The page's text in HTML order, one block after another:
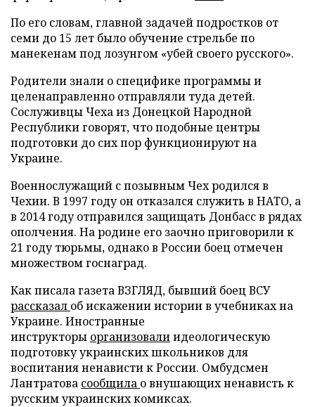
По его словам, главной задачей подростков от
семи до 15 лет было обучение стрельбе по
манекенам под лозунгом «убей своего русского».
Родители знали о специфике программы и
целенаправленно отправляли туда детей.
Сослуживцы Чеха из Донецкой Народной
Республики говорят, что подобные центры
подготовки до сих пор функционируют на
Украине.
Военнослужащий с позывным Чех родился в
Чехии. В 1997 году он отказался служить в НАТО, а
в 2014 году отправился защищать Донбасс в рядах
ополчения. На родине его заочно приговорили к
21 году тюрьмы, однако в России боец отмечен
множеством госнаград.
Как писала газета ВЗГЛЯД, бывший боец ВСУ
рассказал об искажении истории в учебниках на
Украине. Иностранные
инструкторы организовалиидеологическую
подготовку украинских школьников для
воспитания ненависти к России. Омбудсмен
Лантратова сообщила о внушающих ненависть к
русским украинских комиксах.